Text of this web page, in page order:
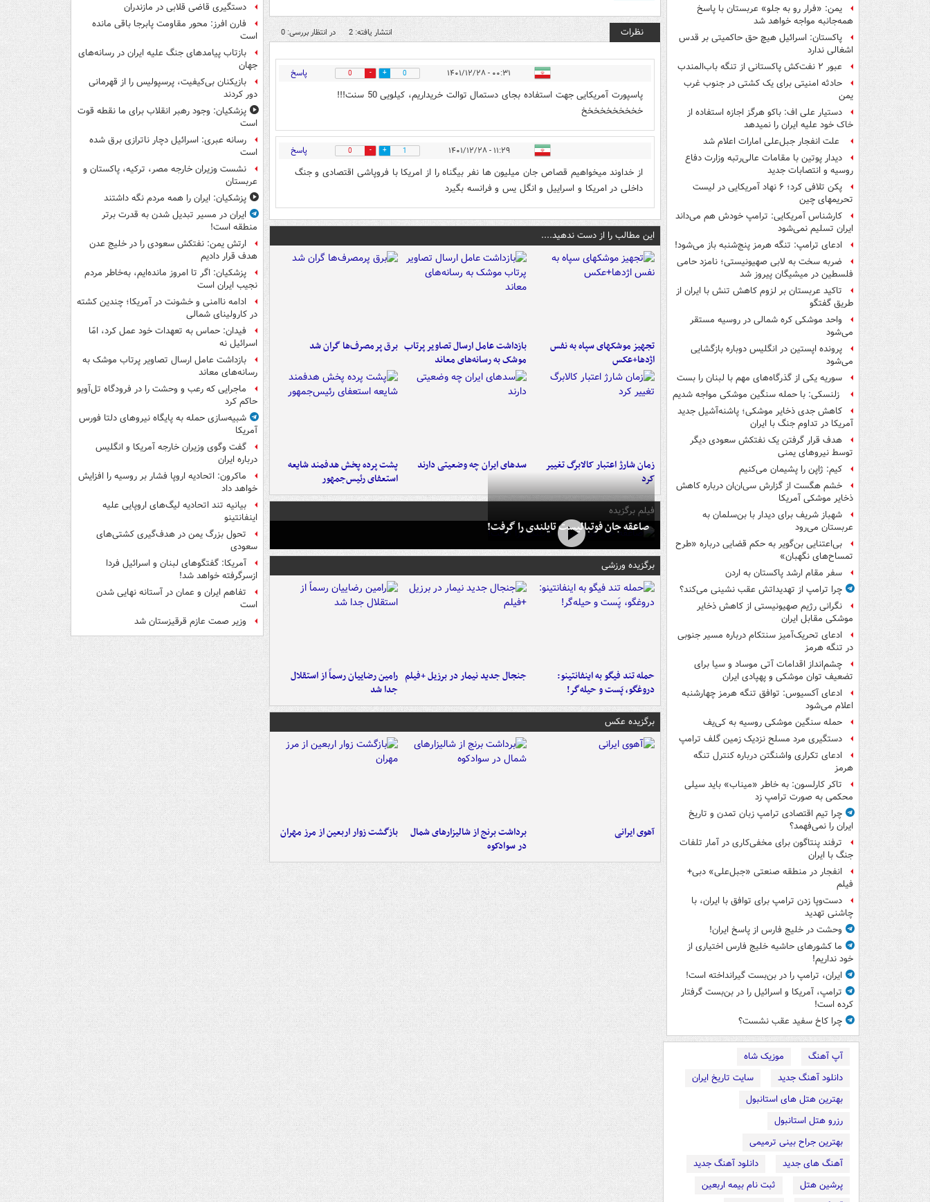
یمن: «فرار رو به جلو» عربستان با پاسخ
همه‌جانبه‌ مواجه خواهد شد
پاکستان: اسرائیل هیچ حق حاکمیتی بر قدس
اشغالی ندارد
عبور ۲ نفت‌کش پاکستانی از تنگه باب‌المندب
حادثه امنیتی برای یک کشتی در جنوب غرب
یمن
دستیار علی اف: باکو هرگز اجازه استفاده از
خاک خود علیه ایران را نمیدهد
علت انفجار جبل‌علی امارات اعلام شد
دیدار پوتین با مقامات عالی‌رتبه وزارت دفاع
روسیه و انتصابات جدید
پکن تلافی کرد؛ ۶ نهاد آمریکایی در لیست
تحریمهای چین
کارشناس آمریکایی: ترامپ خودش هم می‌داند
ایران تسلیم نمی‌شود
ادعای ترامپ: تنگه هرمز پنج‌شنبه باز می‌شود!
ضربه سخت به لابی صهیونیستی؛ نامزد حامی
فلسطین در میشیگان پیروز شد
تاکید عربستان بر لزوم کاهش تنش با ایران از
طریق گفتگو
واحد موشکی کره شمالی در روسیه مستقر
می‌شود
پرونده اپستین در انگلیس دوباره بازگشایی
می‌شود
سوریه یکی از گذرگاه‌های مهم با لبنان را بست
زلنسکی: با حمله سنگین موشکی مواجه شدیم
کاهش جدی ذخایر موشکی؛ پاشنه‌آشیل جدید
آمریکا در تداوم جنگ با ایران
هدف قرار گرفتن یک نفتکش سعودی دیگر
توسط نیروهای یمنی
کیم: ژاپن را پشیمان می‌کنیم
خشم هگست از گزارش سی‌ان‌ان درباره کاهش
ذخایر موشکی آمریکا
شهباز شریف برای دیدار با بن‌سلمان به
عربستان می‌رود
بی‌اعتنایی بن‌گویر به حکم قضایی درباره «طرح
تمساح‌های نگهبان»
سفر مقام ارشد پاکستان به اردن
چرا ترامپ از تهدیداتش عقب نشینی می‌کند؟
نگرانی رژیم صهیونیستی از کاهش ذخایر
موشکی مقابل ایران
ادعای تحریک‌آمیز سنتکام درباره مسیر جنوبی
در تنگه هرمز
چشم‌انداز اقدامات آتی موساد و سیا برای
تضعیف توان موشکی و پهپادی ایران
ادعای آکسیوس: توافق تنگه هرمز چهارشنبه
اعلام می‌شود
حمله سنگین موشکی روسیه به کی‌یف
دستگیری مرد مسلح نزدیک زمین گلف ترامپ
ادعای تکراری واشنگتن درباره کنترل تنگه
هرمز
تاکر کارلسون: به خاطر «میناب» باید سیلی
محکمی به صورت ترامپ زد
چرا تیم اقتصادی ترامپ زبان تمدن و تاریخ
ایران را نمی‌فهمد؟
ترفند پنتاگون برای مخفی‌کاری در آمار تلفات
جنگ با ایران
انفجار در منطقه صنعتی «جبل‌علی» دبی+
فیلم
دست‌وپا زدن ترامپ برای توافق با ایران، با
چاشنی تهدید
وحشت در خلیج فارس از پاسخ ایران!
ما کشورهای حاشیه خلیج فارس اختیاری از
خود نداریم!
ایران، ترامپ را در بن‌بست گیرانداخته است!
ترامپ، آمریکا و اسرائیل را در بن‌بست گرفتار
کرده است!
چرا کاخ سفید عقب نشست؟
آپ آهنگ
موزیک شاه
دانلود آهنگ جدید
سایت تاریخ ایران
بهترین هتل های استانبول
رزرو هتل استانبول
بهترین جراح بینی ترمیمی
آهنگ های جدید
دانلود آهنگ جدید
پرشین هتل
ثبت نام بیمه اربعین
نظرات انتشار یافته: 2 در انتظار بررسی: 0
۰۰:۳۱ - ۱۴۰۱/۱۲/۲۸ 0
0 پاسخ
پاسپورت آمریکایی جهت استفاده بجای دستمال توالت خریداریم، کیلویی 50 سنت!!!
خخخخخخخخخخ
۱۱:۲۹ - ۱۴۰۱/۱۲/۲۸ 1
0 پاسخ
از خداوند میخواهیم قصاص جان میلیون ها نفر بیگناه را از امریکا با فروپاشی اقتصادی و جنگ
داخلی در امریکا و اسراییل و انگل یس و فرانسه بگیرد
این مطالب را از دست ندهید....
تجهیز موشکهای سپاه به نفس
اژدها+عکس
بازداشت عامل ارسال تصاویر پرتاب
موشک به رسانه‌های معاند
برق پرمصرف‌ها گران شد
زمان شارژ اعتبار کالابرگ تغییر
کرد
سدهای ایران چه وضعیتی دارند
پشت پرده پخش هدفمند شایعه
استعفای رئیس‌جمهور
فیلم برگزیده
صاعقه جان فوتبالیست تایلندی را گرفت!
برگزیده ورزشی
حمله تند فیگو به اینفانتینو:
دروغگو، پَست‌ و حیله‌گر!
جنجال جدید نیمار در برزیل +فیلم رامین رضاییان رسماً از استقلال
جدا شد
برگزیده عکس
آهوی ایرانی
برداشت برنج از شالیزارهای شمال
در سوادکوه
بازگشت زوار اربعین از مرز مهران
دستگیری قاضی قلابی در مازندران
فارن افرز: محور مقاومت پابرجا باقی مانده
است
بازتاب پیامدهای جنگ علیه ایران در رسانه‌های
جهان
بازیکنان بی‌کیفیت، پرسپولیس را از قهرمانی
دور کردند
پزشکیان: وجود رهبر انقلاب برای ما نقطه قوت
است
رسانه عبری: اسرائیل دچار ناترازی برق شده
است
نشست وزیران خارجه مصر، ترکیه، پاکستان و
عربستان
پزشکیان: ایران را همه مردم نگه داشتند
ایران در مسیر تبدیل شدن به قدرت برتر
منطقه است!
ارتش یمن: نفتکش سعودی را در خلیج عدن
هدف قرار دادیم
پزشکیان: اگر تا امروز مانده‌ایم، به‌خاطر مردم
نجیب ایران است
ادامه ناامنی و خشونت در آمریکا؛ چندین کشته
در کارولینای شمالی
فیدان: حماس به تعهدات خود عمل کرد، امّا
اسرائیل نه
بازداشت عامل ارسال تصاویر پرتاب موشک به
رسانه‌های معاند
ماجرایی که رعب و وحشت را در فرودگاه تل‌آویو
حاکم کرد
شبیه‌سازی حمله به پایگاه نیروهای دلتا فورس
آمریکا
گفت وگوی وزیران خارجه آمریکا و انگلیس
درباره ایران
ماکرون: اتحادیه اروپا فشار بر روسیه را افزایش
خواهد داد
بیانیه تند اتحادیه لیگ‌های اروپایی علیه
اینفانتینو
تحول بزرگ یمن در هدف‌گیری کشتی‌های
سعودی
آمریکا: گفتگوهای لبنان و اسرائیل فردا
ازسرگرفته خواهد شد!
تفاهم ایران و عمان در آستانه نهایی شدن
است
وزیر صمت عازم قرقیزستان شد